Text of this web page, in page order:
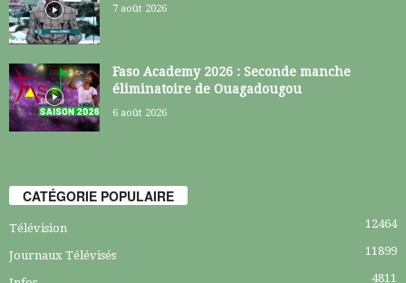
7 août 2026
Faso Academy 2026 : Seconde manche
éliminatoire de Ouagadougou
6 août 2026
CATÉGORIE POPULAIRE
Télévision 12464
Journaux Télévisés 11899
4811